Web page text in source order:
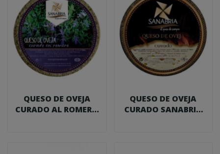
QUESO DE OVEJA
CURADO AL ROMERO
QUESO DE OVEJA
CURADO SANABRIA